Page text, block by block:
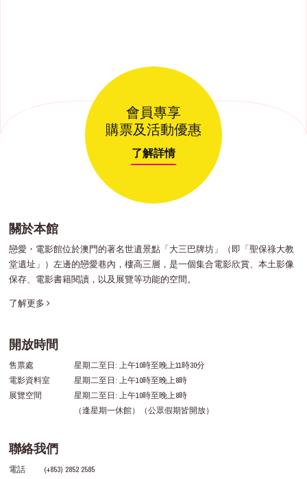
會員專享
購票及活動優惠
了解詳情
關於本館
戀愛・電影館位於澳門的著名世遺景點「大三巴牌坊」（即「聖保祿大教
堂遺址」）左邊的戀愛巷內，樓高三層，是一個集合電影欣賞、本土影像
保存、電影書籍閱讀，以及展覽等功能的空間。
了解更多
開放時間
售票處
星期二至日: 上午10時至晚上11時30分
電影資料室
星期二至日: 上午10時至晚上8時
展覽空間
星期二至日: 上午10時至晚上8時
（逢星期一休館）（公眾假期皆開放）
聯絡我們
電話
(+853) 2852 2585